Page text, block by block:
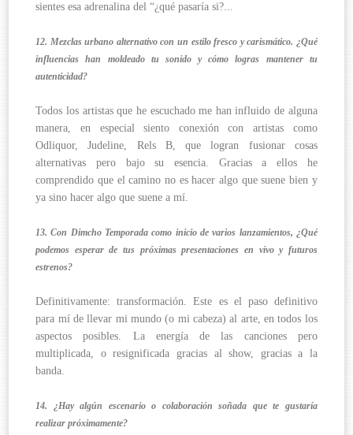
sientes esa adrenalina del “¿qué pasaría si?...
12. Mezclas urbano alternativo con un estilo fresco y carismático. ¿Qué
influencias han moldeado tu sonido y cómo logras mantener tu
autenticidad?
Todos los artistas que he escuchado me han influido de alguna
manera, en especial siento conexión con artistas como
Odliquor, Judeline, Rels B, que logran fusionar cosas
alternativas pero bajo su esencia. Gracias a ellos he
comprendido que el camino no es hacer algo que suene bien y
ya sino hacer algo que suene a mí.
13. Con Dimcho Temporada como inicio de varios lanzamientos, ¿Qué
podemos esperar de tus próximas presentaciones en vivo y futuros
estrenos?
Definitivamente: transformación. Este es el paso definitivo
para mí de llevar mi mundo (o mi cabeza) al arte, en todos los
aspectos posibles. La energía de las canciones pero
multiplicada, o resignificada gracias al show, gracias a la
banda.
14. ¿Hay algún escenario o colaboración soñada que te gustaría
realizar próximamente?